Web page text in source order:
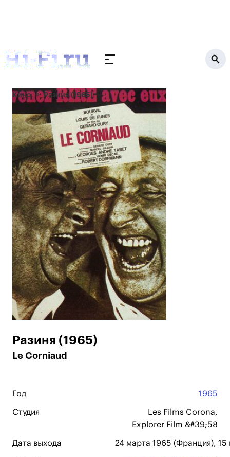
Кино Разиня (1965)
Разиня (1965)
Le Corniaud
Год 1965
Студия
Les Films Corona,
Explorer Film &#39;58
Дата выхода 24 марта 1965 (Франция),